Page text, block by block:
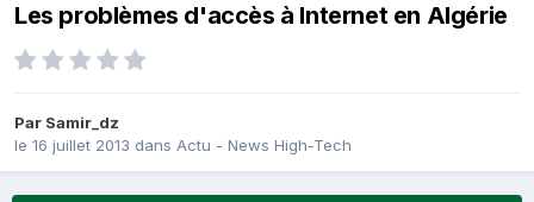
Les problèmes d'accès à Internet en Algérie
Par Samir_dz
le 16 juillet 2013 dans Actu - News High-Tech